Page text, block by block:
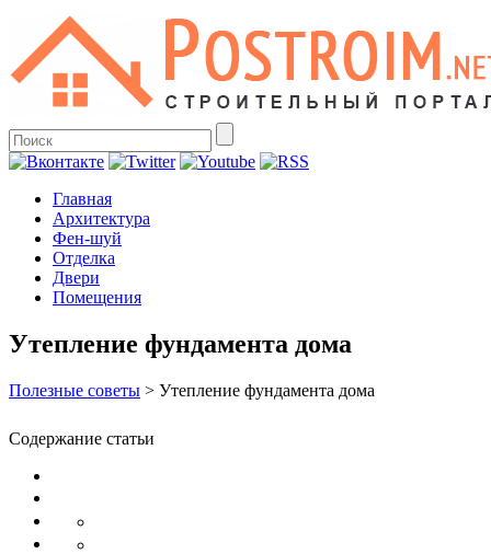
Главная
Архитектура
Фен-шуй
Отделка
Двери
Помещения
Утепление фундамента дома
Полезные советы > Утепление фундамента дома
Содержание статьи